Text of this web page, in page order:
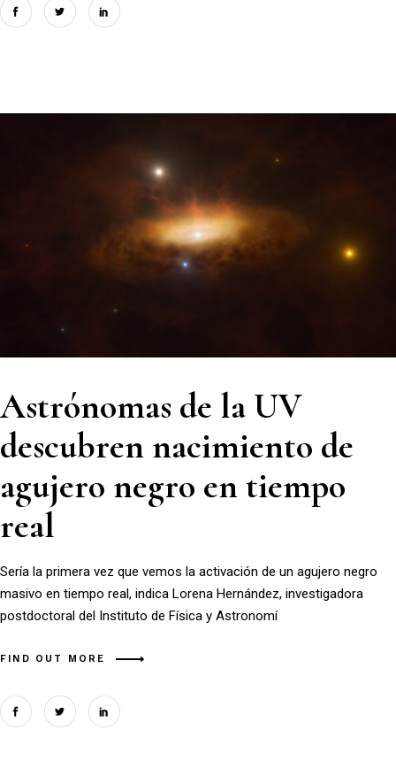
Astrónomas de la UV
descubren nacimiento de
agujero negro en tiempo
real
Sería la primera vez que vemos la activación de un agujero negro
masivo en tiempo real, indica Lorena Hernández, investigadora
postdoctoral del Instituto de Física y Astronomí
FIND OUT MORE